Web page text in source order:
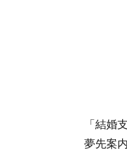
「結婚
夢先案